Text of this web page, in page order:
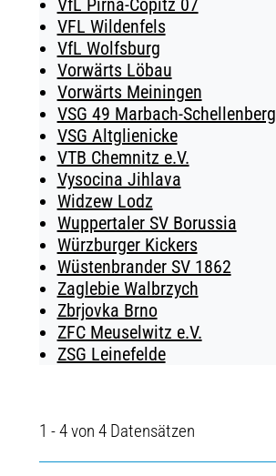
VfL Pirna-Copitz 07
VFL Wildenfels
VfL Wolfsburg
Vorwärts Löbau
Vorwärts Meiningen
VSG 49 Marbach-Schellenberg
VSG Altglienicke
VTB Chemnitz e.V.
Vysocina Jihlava
Widzew Lodz
Wuppertaler SV Borussia
Würzburger Kickers
Wüstenbrander SV 1862
Zaglebie Walbrzych
Zbrjovka Brno
ZFC Meuselwitz e.V.
ZSG Leinefelde
1 - 4 von 4 Datensätzen